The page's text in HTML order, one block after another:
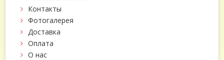
Контакты
Фотогалерея
Доставка
Оплата
О нас